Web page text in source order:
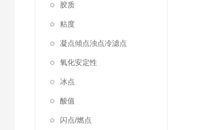
胶质
粘度
凝点傾点浊点冷滤点
氧化安定性
冰点
酸值
闪点/燃点